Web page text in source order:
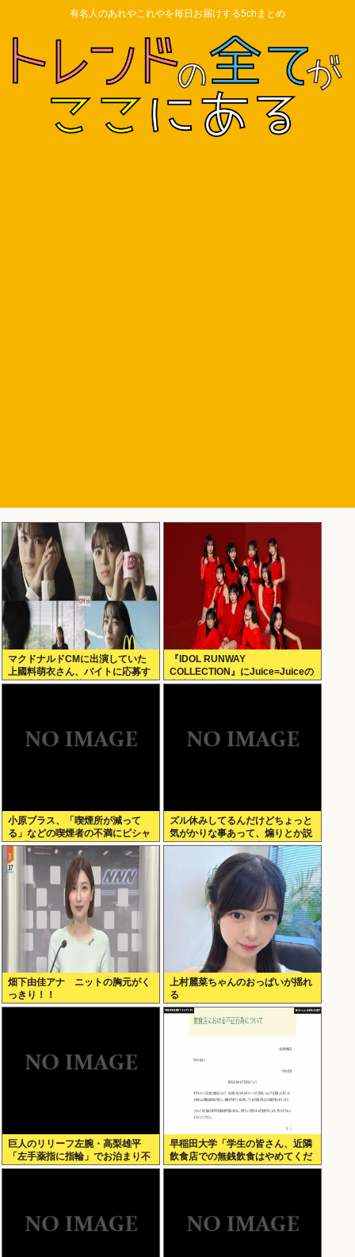
有名人のあれやこれやを毎日お届けする5chまとめ
マクドナルドCMに出演していた
上國料萌衣さん、バイトに応募す
るも書類選考で落ちる
『IDOL RUNWAY
COLLECTION』にJuice=Juiceの
出演決定
小原ブラス、「喫煙所が減って
る」などの喫煙者の不満にピシャ
リ 「じゃあやめれば？タバコなん
て家でだけ吸ってればいい」
ズル休みしてるんだけどちょっと
気がかりな事あって、煽りとか説
教とか抜きに客観的意見くれる人
だけきてくれ
畑下由佳アナ ニットの胸元がく
っきり！！
上村麗菜ちゃんのおっぱいが揺れ
る
巨人のリリーフ左腕・高梨雄平
「左手薬指に指輪」でお泊まり不
倫愛
早稲田大学「学生の皆さん、近隣
飲食店での無銭飲食はやめてくだ
さい」